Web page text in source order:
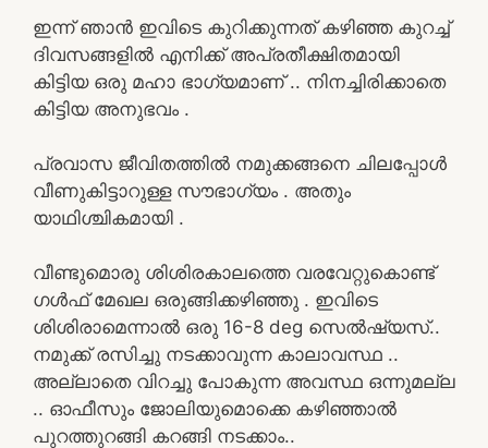
ഇന്ന് ഞാൻ ഇവിടെ കുറിക്കുന്നത് കഴിഞ്ഞ കുറച്ച്
ദിവസങ്ങളിൽ എനിക്ക് അപ്രതീക്ഷിതമായി
കിട്ടിയ ഒരു മഹാ ഭാഗ്യമാണ് .. നിനച്ചിരിക്കാതെ
കിട്ടിയ അനുഭവം .
പ്രവാസ ജീവിതത്തിൽ നമുക്കങ്ങനെ ചിലപ്പോൾ
വീണുകിട്ടാറുള്ള സൗഭാഗ്യം . അതും
യാഥിശ്ചികമായി .
വീണ്ടുമൊരു ശിശിരകാലത്തെ വരവേറ്റുകൊണ്ട്
ഗൾഫ് മേഖല ഒരുങ്ങിക്കഴിഞ്ഞു . ഇവിടെ
ശിശിരാമെന്നാൽ ഒരു 16-8 deg സെൽഷ്യസ്..
നമുക്ക് രസിച്ചു നടക്കാവുന്ന കാലാവസ്ഥ ..
അല്ലാതെ വിറച്ചു പോകുന്ന അവസ്ഥ ഒന്നുമല്ല
.. ഓഫീസും ജോലിയുമൊക്കെ കഴിഞ്ഞാൽ
പുറത്തുറങ്ങി കറങ്ങി നടക്കാം..